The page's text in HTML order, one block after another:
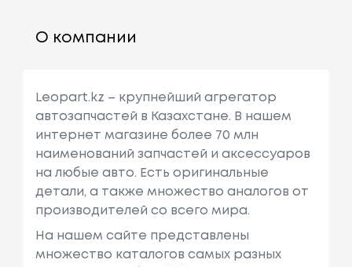
О компании
Leopart.kz – крупнейший агрегатор
автозапчастей в Казахстане. В нашем
интернет магазине более 70 млн
наименований запчастей и аксессуаров
на любые авто. Есть оригинальные
детали, а также множество аналогов от
производителей со всего мира.
На нашем сайте представлены
множество каталогов самых разных